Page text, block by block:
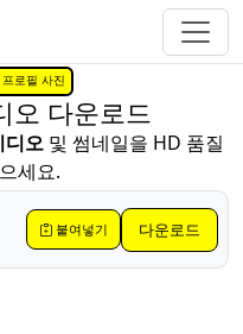
프로필 사진
다운로드
오 및 썸네일을 HD 품질
세요.
붙여넣기 다운로드